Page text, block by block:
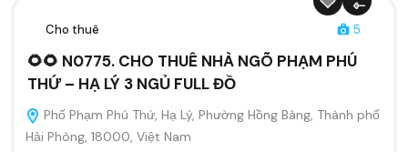
Cho thuê 5
🌻🌻 N0775. CHO THUÊ NHÀ NGÕ PHẠM PHÚ
THỨ – HẠ LÝ 3 NGỦ FULL ĐỒ
Phố Phạm Phú Thứ, Hạ Lý, Phường Hồng Bàng, Thành phố
Hải Phòng, 18000, Việt Nam